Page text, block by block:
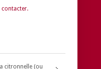
contacter.
citronnelle (ou